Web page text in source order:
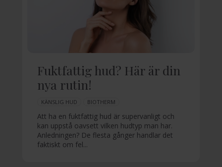
Fuktfattig hud? Här är din
nya rutin!
KÄNSLIG HUD BIOTHERM
Att ha en fuktfattig hud är supervanligt och
kan uppstå oavsett vilken hudtyp man har.
Anledningen? De flesta gånger handlar det
faktiskt om fel...